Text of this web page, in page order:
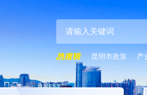
昆明市政策 产